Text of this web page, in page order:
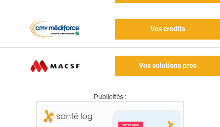
Vos crédits
Vos solutions pros
Publicités :